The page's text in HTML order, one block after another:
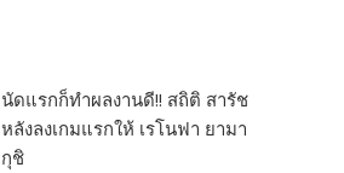
นัดแรกก็ทำผลงานดี!! สถิติ สารัช
หลังลงเกมแรกให้ เรโนฟา ยามา
กุชิ